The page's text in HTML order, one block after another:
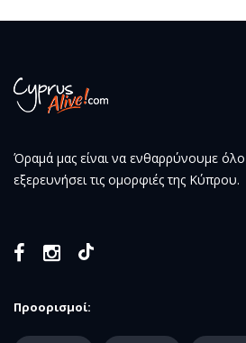
Όραμά μας είναι να ενθαρρύνουμε
εξερευνήσει τις ομορφιές της Κύπρου.
Προορισμοί: